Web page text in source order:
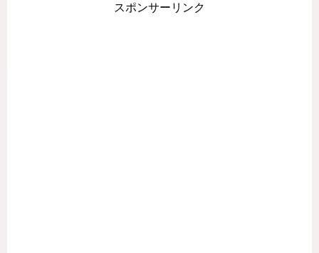
スポンサーリンク